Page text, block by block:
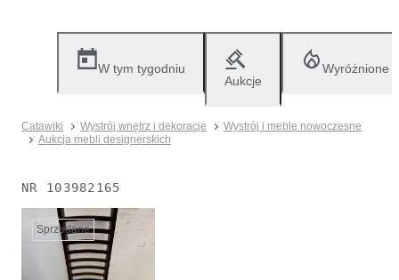
W tym tygodniu
Aukcje
Wyróżnione
Catawiki Wystrój wnętrz i dekoracje
Wystrój i meble nowoczesne
Aukcja mebli designerskich
NR 103982165
Sprzedane